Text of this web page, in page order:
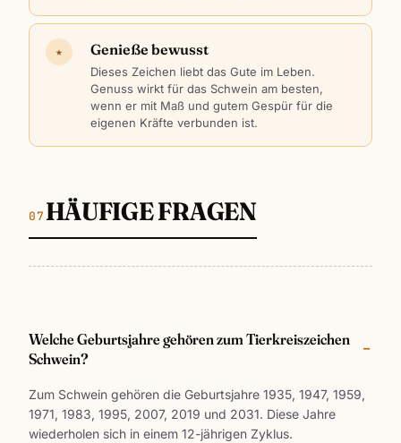
★ Genieße bewusst
Dieses Zeichen liebt das Gute im Leben.
Genuss wirkt für das Schwein am besten,
wenn er mit Maß und gutem Gespür für die
eigenen Kräfte verbunden ist.
HÄUFIGE FRAGEN
Welche Geburtsjahre gehören zum Tierkreiszeichen
Schwein?
Zum Schwein gehören die Geburtsjahre 1935, 1947, 1959,
1971, 1983, 1995, 2007, 2019 und 2031. Diese Jahre
wiederholen sich in einem 12-jährigen Zyklus.